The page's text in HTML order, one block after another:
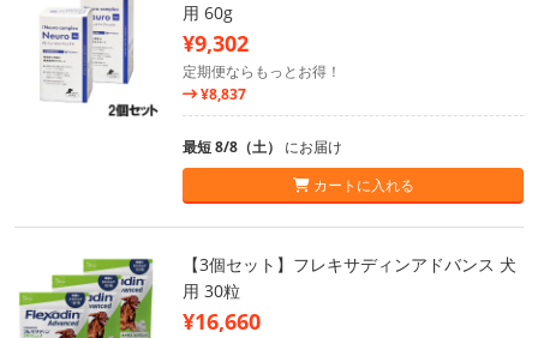
用 60g
¥9,302
定期便ならもっとお得！
¥8,837
最短 8/8（土） にお届け
カートに入れる
【3個セット】フレキサディンアドバンス 犬
用 30粒
¥16,660